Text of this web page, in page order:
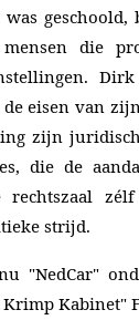
geschoold,
die
de eisen van
zijn
die de
rechtszaal
strijd.
"NedCar"
Kabinet"